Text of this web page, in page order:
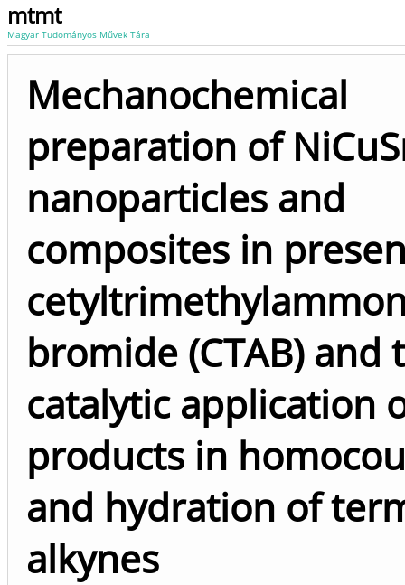
mtmt
Magyar Tudományos Művek Tára
Mechanochemical
preparation of
nanoparticles and
composites in
bromide (CTAB) and
catalytic application
products in
and hydration of
alkynes